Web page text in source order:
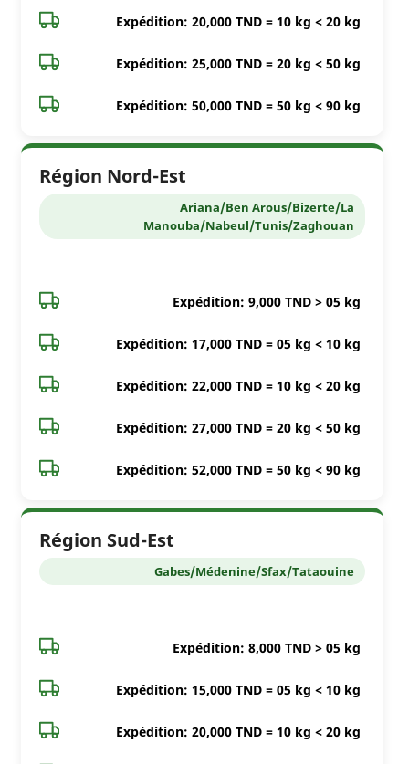
Expédition: 20,000 TND = 10 kg < 20 kg
Expédition: 25,000 TND = 20 kg < 50 kg
Expédition: 50,000 TND = 50 kg < 90 kg
Région Nord-Est
Ariana/Ben Arous/Bizerte/La
Manouba/Nabeul/Tunis/Zaghouan
Expédition: 9,000 TND > 05 kg
Expédition: 17,000 TND = 05 kg < 10 kg
Expédition: 22,000 TND = 10 kg < 20 kg
Expédition: 27,000 TND = 20 kg < 50 kg
Expédition: 52,000 TND = 50 kg < 90 kg
Région Sud-Est
Gabes/Médenine/Sfax/Tataouine
Expédition: 8,000 TND > 05 kg
Expédition: 15,000 TND = 05 kg < 10 kg
Expédition: 20,000 TND = 10 kg < 20 kg